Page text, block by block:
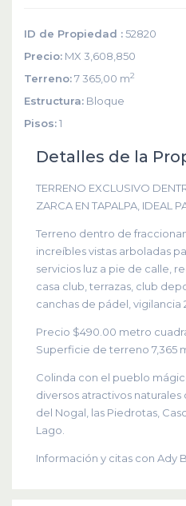
ID de Propiedad :52820
Precio: MX 3,608,850
Terreno:7 365,00 m2
Estructura: Bloque
Pisos:1
Detalles de la
TERRENO EXCLUSIVO
ZARCA EN TAPALPA, IDEAL
Terreno dentro de
increíbles vistas arboladas
servicios luz a pie de calle,
casa club, terrazas, club
canchas de pádel, vigilancia
Precio $490.00 metro
Superficie de terreno 7,365
Colinda con el pueblo
diversos atractivos
del Nogal, las Piedrotas,
Lago.
Información y citas con Ady